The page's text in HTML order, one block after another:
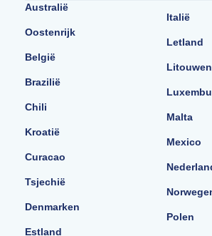
Australië
Oostenrijk
België
Brazilië
Chili
Kroatië
Curacao
Tsjechië
Denmarken
Estland
Italië
Letland
Litouwen
Malta
Mexico
Polen